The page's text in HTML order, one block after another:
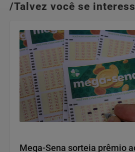
/Talvez você se
Mega-Sena sorteia prêmio